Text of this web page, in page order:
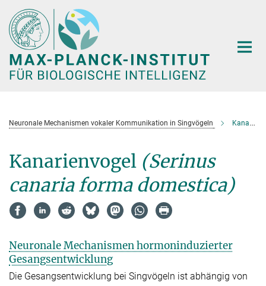
Hauptinhalt
Neuronale Mechanismen vokaler Kommunikation in Singvögeln Kanarienvogel
Kanarienvogel (Serinus
canaria forma domestica)
Neuronale Mechanismen hormoninduzierter
Gesangsentwicklung
Die Gesangsentwicklung bei Singvögeln ist abhängig von